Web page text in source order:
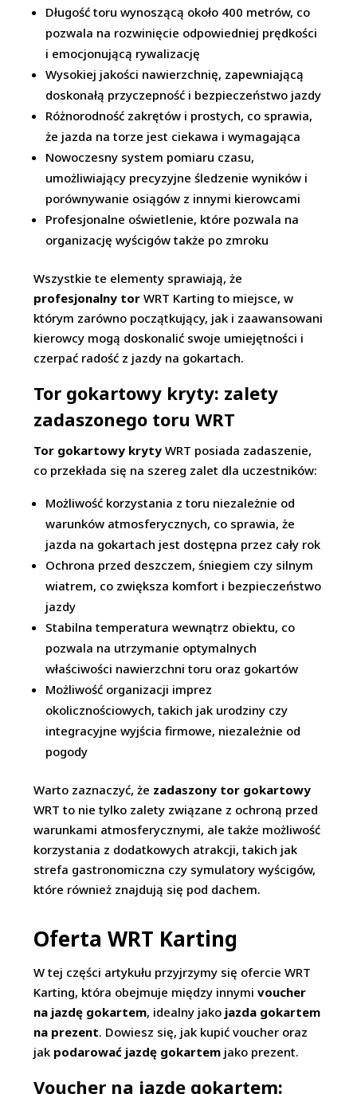
Długość toru wynoszącą około 400 metrów, co
pozwala na rozwinięcie odpowiedniej prędkości
i emocjonującą rywalizację
Wysokiej jakości nawierzchnię, zapewniającą
doskonałą przyczepność i bezpieczeństwo jazdy
Różnorodność zakrętów i prostych, co sprawia,
że jazda na torze jest ciekawa i wymagająca
Nowoczesny system pomiaru czasu,
umożliwiający precyzyjne śledzenie wyników i
porównywanie osiągów z innymi kierowcami
Profesjonalne oświetlenie, które pozwala na
organizację wyścigów także po zmroku
Wszystkie te elementy sprawiają, że
profesjonalny tor WRT Karting to miejsce, w
którym zarówno początkujący, jak i zaawansowani
kierowcy mogą doskonalić swoje umiejętności i
czerpać radość z jazdy na gokartach.
Tor gokartowy kryty: zalety
zadaszonego toru WRT
Tor gokartowy kryty WRT posiada zadaszenie,
co przekłada się na szereg zalet dla uczestników:
Możliwość korzystania z toru niezależnie od
warunków atmosferycznych, co sprawia, że
jazda na gokartach jest dostępna przez cały rok
Ochrona przed deszczem, śniegiem czy silnym
wiatrem, co zwiększa komfort i bezpieczeństwo
jazdy
Stabilna temperatura wewnątrz obiektu, co
pozwala na utrzymanie optymalnych
właściwości nawierzchni toru oraz gokartów
Możliwość organizacji imprez
okolicznościowych, takich jak urodziny czy
integracyjne wyjścia firmowe, niezależnie od
pogody
Warto zaznaczyć, że zadaszony tor gokartowy
WRT to nie tylko zalety związane z ochroną przed
warunkami atmosferycznymi, ale także możliwość
korzystania z dodatkowych atrakcji, takich jak
strefa gastronomiczna czy symulatory wyścigów,
które również znajdują się pod dachem.
Oferta WRT Karting
W tej części artykułu przyjrzymy się ofercie WRT
Karting, która obejmuje między innymivoucher
na jazdę gokartem, idealny jako jazda gokartem
na prezent. Dowiesz się, jak kupić voucher oraz
jak podarować jazdę gokartem jako prezent.
Voucher na jazdę gokartem: